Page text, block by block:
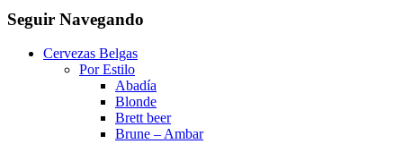
Seguir Navegando
Cervezas Belgas
Por Estilo
Abadía
Blonde
Brett beer
Brune – Ambar